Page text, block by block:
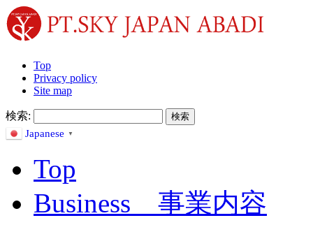
Top
Privacy policy
Site map
検索:
Japanese ▼
Top
Business 事業内容